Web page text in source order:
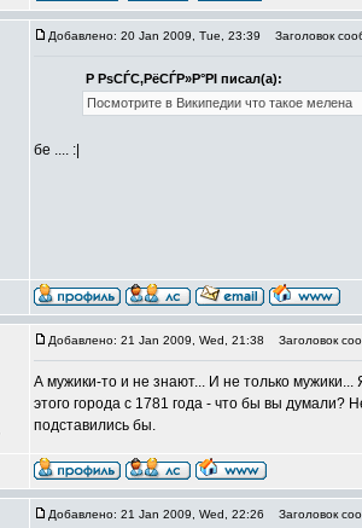
Добавлено: 20 Jan 2009, Tue, 23:39 Заголовок
Р РѕСЃС‚РёСЃР»Р°РІ писал(а):
Посмотрите в Википедии что такое мелена
бе .... :|
Добавлено: 21 Jan 2009, Wed, 21:38 Заголовок
А мужики-то и не знают... И не только
этого города с 1781 года - что бы вы думали?
подставились бы.
Добавлено: 21 Jan 2009, Wed, 22:26 Заголовок